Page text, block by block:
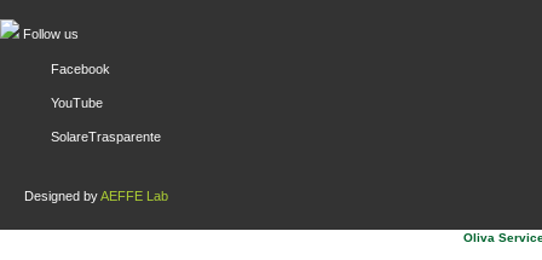
Follow us
Facebook
YouTube
SolareTrasparente
Designed byAEFFE Lab
Oliva